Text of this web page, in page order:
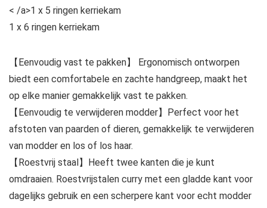
< /a>1 x 5 ringen kerriekam
1 x 6 ringen kerriekam
【Eenvoudig vast te pakken】 Ergonomisch ontworpen
biedt een comfortabele en zachte handgreep, maakt het
op elke manier gemakkelijk vast te pakken.
【Eenvoudig te verwijderen modder】Perfect voor het
afstoten van paarden of dieren, gemakkelijk te verwijderen
van modder en los of los haar.
【Roestvrij staal】Heeft twee kanten die je kunt
omdraaien. Roestvrijstalen curry met een gladde kant voor
dagelijks gebruik en een scherpere kant voor echt modder